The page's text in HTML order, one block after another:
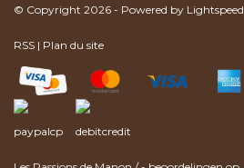
© Copyright 2026 - Powered by Lightspeed
RSS | Plan du site